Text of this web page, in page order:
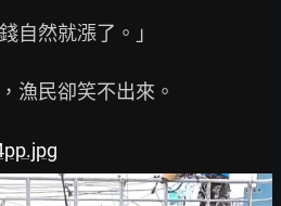
自然就漲了。」
漁民卻笑不出來。